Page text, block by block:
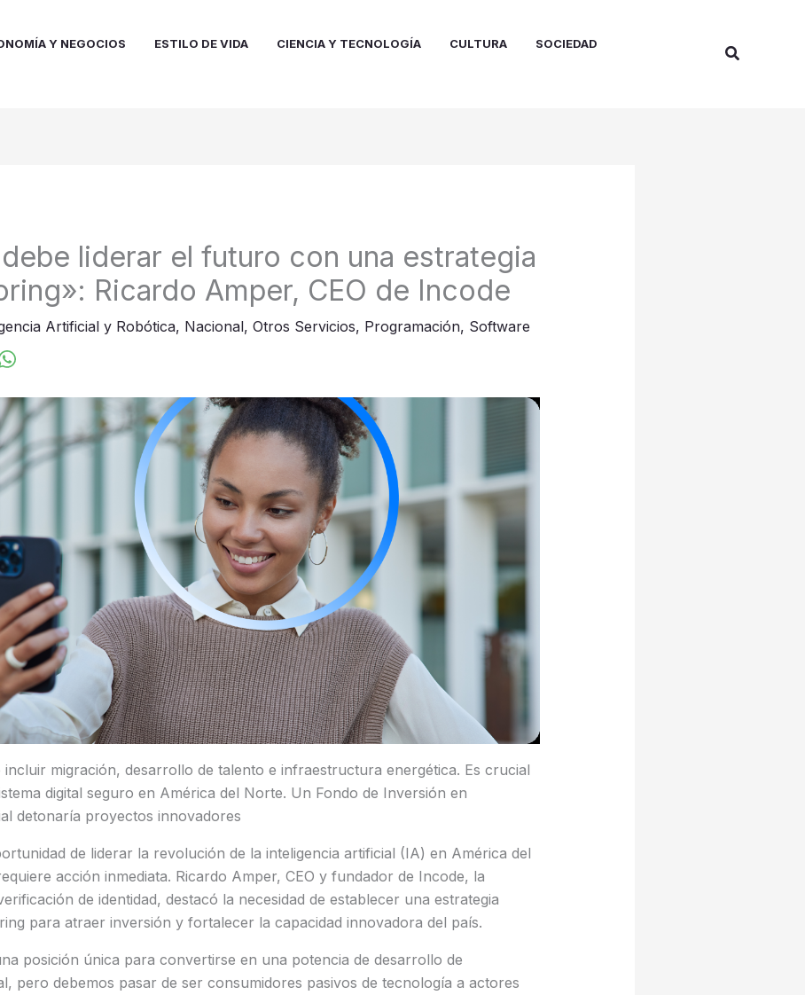
Y NEGOCIOS ESTILO DE VIDA CIENCIA Y TECNOLOGÍA CULTURA
SOCIEDAD
Buscar
liderar el futuro con una estrategia
Ricardo Amper, CEO de Incode
Artificial y Robótica, Nacional, Otros Servicios, Programación, Software
incluir migración, desarrollo de talento e infraestructura energética. Es crucial
digital seguro en América del Norte. Un Fondo de Inversión en
detonaría proyectos innovadores
de liderar la revolución de la inteligencia artificial (IA) en América del
acción inmediata. Ricardo Amper, CEO y fundador de Incode, la
de identidad, destacó la necesidad de establecer una estrategia
para atraer inversión y fortalecer la capacidad innovadora del país.
posición única para convertirse en una potencia de desarrollo de
pero debemos pasar de ser consumidores pasivos de tecnología a actores